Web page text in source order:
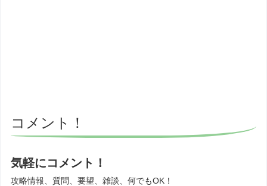
コメント！
気軽にコメント！
攻略情報、質問、要望、雑談、何でもOK！